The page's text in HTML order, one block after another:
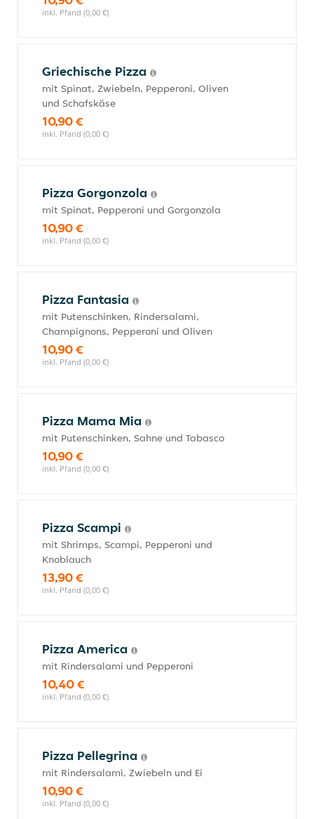
inkl. Pfand (0,00 €)
Griechische Pizza
mit Spinat, Zwiebeln, Pepperoni, Oliven
und Schafskäse
10,90 €
inkl. Pfand (0,00 €)
Pizza Gorgonzola
mit Spinat, Pepperoni und Gorgonzola
10,90 €
inkl. Pfand (0,00 €)
Pizza Fantasia
mit Putenschinken, Rindersalami,
Champignons, Pepperoni und Oliven
10,90 €
inkl. Pfand (0,00 €)
Pizza Mama Mia
mit Putenschinken, Sahne und Tabasco
10,90 €
inkl. Pfand (0,00 €)
Pizza Scampi
mit Shrimps, Scampi, Pepperoni und
Knoblauch
13,90 €
inkl. Pfand (0,00 €)
Pizza America
mit Rindersalami und Pepperoni
10,40 €
inkl. Pfand (0,00 €)
Pizza Pellegrina
mit Rindersalami, Zwiebeln und Ei
10,90 €
inkl. Pfand (0,00 €)